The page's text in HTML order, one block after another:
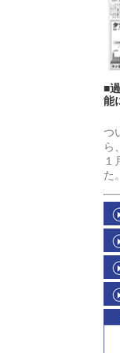
■
能
つ
ら
１